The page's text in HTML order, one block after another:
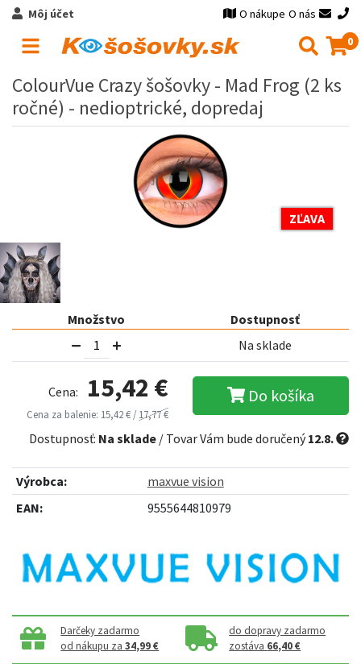
Môj účet O nákupe O nás
0
ColourVue Crazy šošovky - Mad Frog (2 ks
ročné) - nedioptrické, dopredaj
ZĽAVA
Množstvo
Dostupnosť
Na sklade
Cena: 15,42 €
Cena za balenie: 15,42 € /17,77 €
Do košíka
Dostupnosť: Na sklade / Tovar Vám bude doručený12.8.
Výrobca:
maxvue vision
EAN:
9555644810979
Darčeky zadarmo
od nákupu za34,99 €
do dopravy zadarmo
zostáva 66,40 €